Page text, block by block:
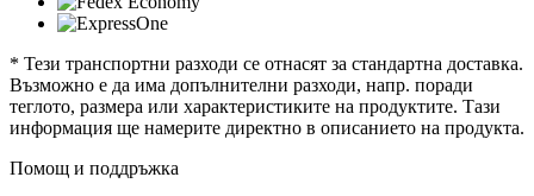
* Тези транспортни разходи се отнасят за стандартна доставка.
Възможно е да има допълнителни разходи, напр. поради
теглото, размера или характеристиките на продуктите. Тази
информация ще намерите директно в описанието на продукта.
Помощ и поддръжка